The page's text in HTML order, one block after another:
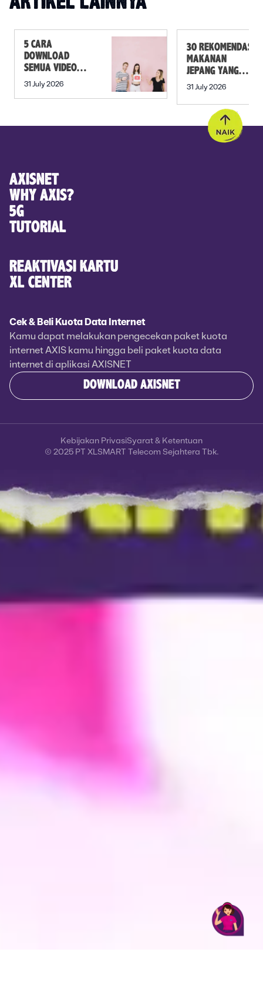
5 CARA
DOWNLOAD
SEMUA VIDEO
DALAM PLAYLIST
31 July 2026
30 REKOMENDASI
MAKANAN
JEPANG YANG
MUST TRY SELAIN
31 July 2026
AXISNET
WHY AXIS?
5G
TUTORIAL
REAKTIVASI KARTU
XL CENTER
Cek & Beli Kuota Data Internet
Kamu dapat melakukan pengecekan paket kuota
internet AXIS kamu hingga beli paket kuota data
internet di aplikasi AXISNET
DOWNLOAD AXISNET
© 2025 PT XLSMART Telecom Sejahtera Tbk.
Kebijakan PrivasiSyarat & Ketentuan